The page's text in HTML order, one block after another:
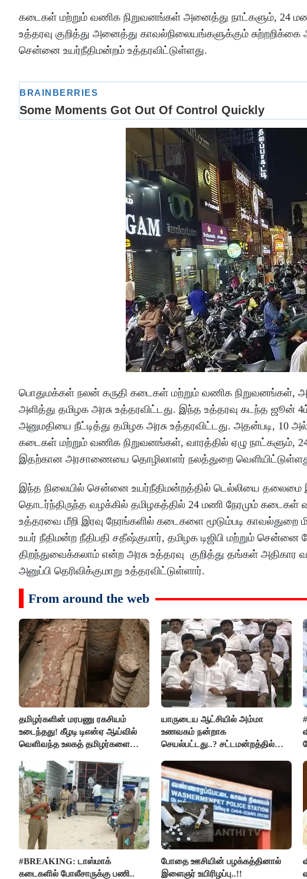
கடைகள் மற்றும் வணிக நிறுவனங்கள் அனைத்து நாட்களும், 24 மணி
உத்தரவு குறித்து அனைத்து காவல்நிலையங்களுக்கும்
சென்னை உயர்நீதிமன்றம் உத்தரவிட்டுள்ளது.
பொதுமக்கள் நலன் கருதி கடைகள் மற்றும் வணிக நிறுவனங்கள்,
அளித்து தமிழக அரசு உத்தரவிட்டது. இந்த உத்தரவு கடந்த ஜூன்
அனுமதியை நீட்டித்து தமிழக அரசு உத்தரவிட்டது. அதன்படி,
கடைகள் மற்றும் வணிக நிறுவனங்கள், வாரத்தில் ஏழு நாட்களும்,
இதற்கான அரசாணையை தொழிலாளர் நலத்துறை
இந்த நிலையில் சென்னை உயர்நீதிமன்றத்தில் டெல்லியை
தொடர்ந்திருந்த வழக்கில் தமிழகத்தில் 24 மணி நேரமும் கடைகள்
உத்தரவை மீறி இரவு நேரங்களில் கடைகளை மூடும்படி காவல்துறை
உயர் நீதிமன்ற நீதிபதி சதீஷ்குமார், தமிழக டிஜிபி மற்றும்
திறந்துவைக்கலாம் என்ற அரசு உத்தரவு குறித்து தங்கள் அதிகார
அனுப்பி தெரிவிக்குமாறு உத்தரவிட்டுள்ளார்.
From around the web
தமிழர்களின் மரபணு ரகசியம்
உடைந்தது! கீழடி டிஎன்ஏ ஆய்வில்
வெளிவந்த உலகத் தமிழர்களை
யாருடைய ஆட்சியில் அம்மா
உணவகம் நன்றாக
செயல்பட்டது..? சட்டமன்றத்தில்
#BREAKING: டாஸ்மாக்
கடைகளில் போலீசாருக்கு பணி..
போதை ஊசியின் பழக்கத்தினால்
இளைஞர் உயிரிழப்பு..!!